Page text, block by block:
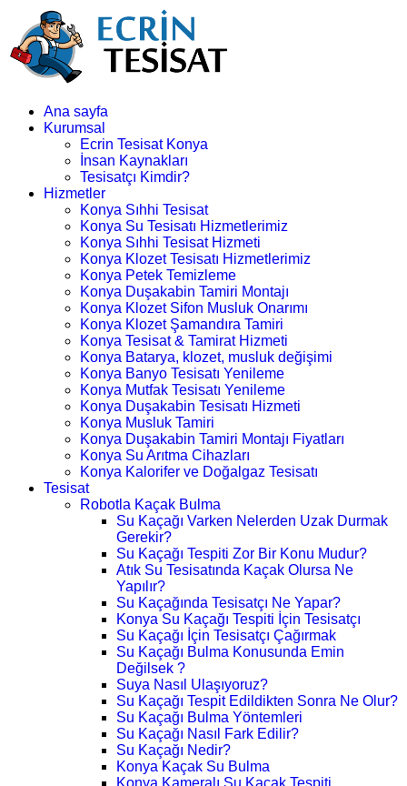
Ana sayfa
Kurumsal
Ecrin Tesisat Konya
İnsan Kaynakları
Tesisatçı Kimdir?
Hizmetler
Konya Sıhhi Tesisat
Konya Su Tesisatı Hizmetlerimiz
Konya Sıhhi Tesisat Hizmeti
Konya Klozet Tesisatı Hizmetlerimiz
Konya Petek Temizleme
Konya Duşakabin Tamiri Montajı
Konya Klozet Sifon Musluk Onarımı
Konya Klozet Şamandıra Tamiri
Konya Tesisat & Tamirat Hizmeti
Konya Batarya, klozet, musluk değişimi
Konya Banyo Tesisatı Yenileme
Konya Mutfak Tesisatı Yenileme
Konya Duşakabin Tesisatı Hizmeti
Konya Musluk Tamiri
Konya Duşakabin Tamiri Montajı Fiyatları
Konya Su Arıtma Cihazları
Konya Kalorifer ve Doğalgaz Tesisatı
Tesisat
Robotla Kaçak Bulma
Su Kaçağı Varken Nelerden Uzak Durmak
Gerekir?
Su Kaçağı Tespiti Zor Bir Konu Mudur?
Atık Su Tesisatında Kaçak Olursa Ne
Yapılır?
Su Kaçağında Tesisatçı Ne Yapar?
Konya Su Kaçağı Tespiti İçin Tesisatçı
Su Kaçağı İçin Tesisatçı Çağırmak
Su Kaçağı Bulma Konusunda Emin
Değilsek ?
Suya Nasıl Ulaşıyoruz?
Su Kaçağı Tespit Edildikten Sonra Ne Olur?
Su Kaçağı Bulma Yöntemleri
Su Kaçağı Nasıl Fark Edilir?
Su Kaçağı Nedir?
Konya Kaçak Su Bulma